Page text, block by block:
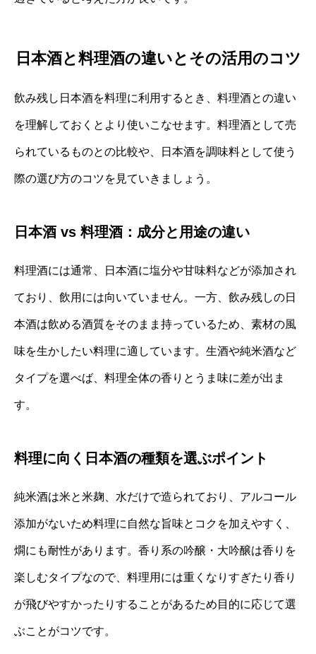
日本酒と料理酒の違いとその活用のコツ
飲み残し日本酒を料理に利用するとき、料理酒との違い
を理解しておくとより使いこなせます。料理酒として売
られているものとの比較や、日本酒を調味料として使う
際の選び方のコツを見ていきましょう。
日本酒 vs 料理酒：成分と用途の違い
料理酒には通常、日本酒に塩分や甘味料などが添加され
ており、飲用には向いていません。一方、飲み残しの日
本酒は飲める酒質をそのまま持っているため、素材の風
味を生かしたい料理に適しています。生酒や純米酒など
タイプを選べば、料理全体の香りとうま味に差が出ま
す。
料理に向く日本酒の種類を選ぶポイント
純米酒は米と米麹、水だけで造られており、アルコール
添加がないため料理に自然な旨味とコクを加えやすく、
燗にも耐性があります。香り系の吟醸・大吟醸は香りを
楽しむタイプなので、料理用には重くなりすぎたり香り
が飛びやすかったりすることがあるため目的に応じて選
ぶことがコツです。